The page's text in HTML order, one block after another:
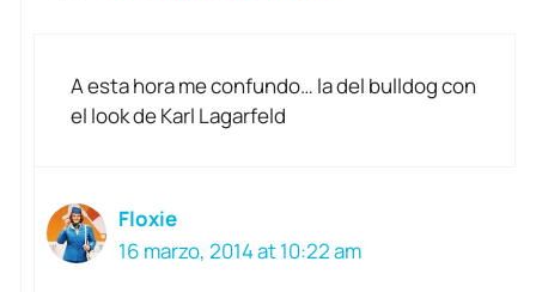
A esta hora me confundo… la del bulldog con
el look de Karl Lagarfeld
Floxie
16 marzo, 2014 at 10:22 am